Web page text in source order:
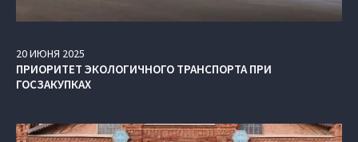
20ИЮНЯ 2025
ПРИОРИТЕТ ЭКОЛОГИЧНОГО ТРАНСПОРТА ПРИ
ГОСЗАКУПКАХ